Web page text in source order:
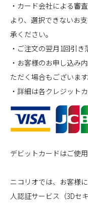
・カード会社による審
より、選択できないお
承ください。
・ご注文の翌月1回引き
・お客様のお申し込み
ただく場合もございます
・詳細は各クレジット
デビットカードはご使用
ニコリオでは、お客様
人認証サービス（3Dセ